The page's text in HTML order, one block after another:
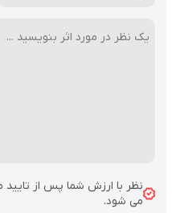
نظر با ارزش شما پس از تایید
می شود.